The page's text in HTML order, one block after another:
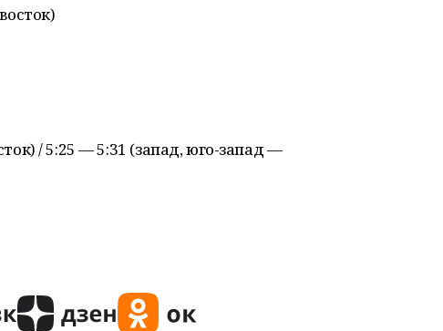
/ 5:25 — 5:31 (запад, юго-запад —